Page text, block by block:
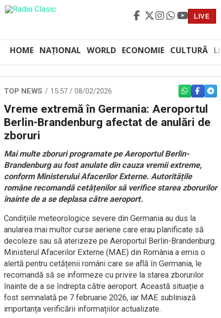
LIVE
HOME NAȚIONAL WORLD ECONOMIE CULTURĂ
TOP NEWS 15:57 / 08/02/2026 WHATSAPP
Vreme extremă în Germania: Aeroportul
Berlin-Brandenburg afectat de anulări de
zboruri
Mai multe zboruri programate pe Aeroportul Berlin-
Brandenburg au fost anulate din cauza vremii extreme,
conform Ministerului Afacerilor Externe. Autoritățile
române recomandă cetățenilor să verifice starea zborurilor
înainte de a se deplasa către aeroport.
Condițiile meteorologice severe din Germania au dus la
anularea mai multor curse aeriene care erau planificate să
decoleze sau să aterizeze pe Aeroportul Berlin-Brandenburg.
Ministerul Afacerilor Externe (MAE) din România a emis o
alertă pentru cetățenii români care se află în Germania, le
recomandă să se informeze cu privire la starea zborurilor
înainte de a se îndrepta către aeroport. Această situație a
fost semnalată pe 7 februarie 2026, iar MAE subliniază
importanța verificării informațiilor actualizate.